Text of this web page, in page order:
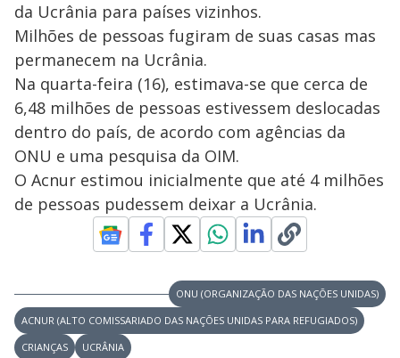
da Ucrânia para países vizinhos.
Milhões de pessoas fugiram de suas casas mas
permanecem na Ucrânia.
Na quarta-feira (16), estimava-se que cerca de
6,48 milhões de pessoas estivessem deslocadas
dentro do país, de acordo com agências da
ONU e uma pesquisa da OIM.
O Acnur estimou inicialmente que até 4 milhões
de pessoas pudessem deixar a Ucrânia.
ONU (ORGANIZAÇÃO DAS NAÇÕES UNIDAS)
ACNUR (ALTO COMISSARIADO DAS NAÇÕES UNIDAS PARA REFUGIADOS)
CRIANÇAS
UCRÂNIA